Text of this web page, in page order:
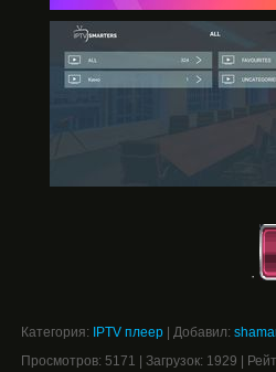
·
Категория: IPTV плеер Добавил:
Просмотров: 5171 Загрузок: 1929